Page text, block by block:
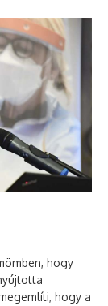
hogy
hogy a